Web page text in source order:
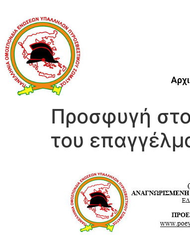
Προσφυγή
του